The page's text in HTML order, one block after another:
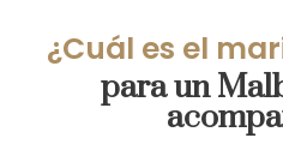
¿Cuál es el
para un